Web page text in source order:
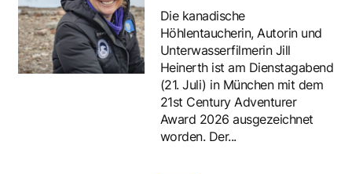
Die kanadische
Höhlentaucherin, Autorin und
Unterwasserfilmerin Jill
Heinerth ist am Dienstagabend
(21. Juli) in München mit dem
21st Century Adventurer
Award 2026 ausgezeichnet
worden. Der...